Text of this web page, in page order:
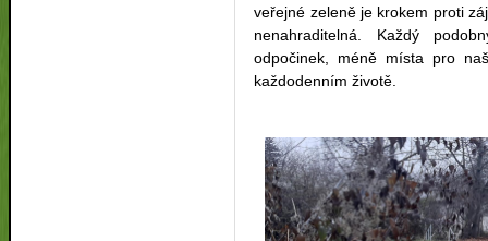
veřejné zeleně je krokem proti
nenahraditelná. Každý
odpočinek, méně místa pro
každodenním životě.